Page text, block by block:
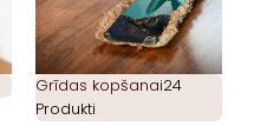
Grīdas kopšanai24
Produkti